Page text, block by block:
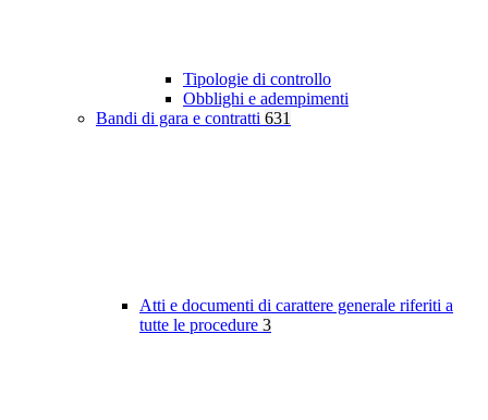
Tipologie di controllo
Obblighi e adempimenti
Bandi di gara e contratti 631
Atti e documenti di carattere generale riferiti a
tutte le procedure 3